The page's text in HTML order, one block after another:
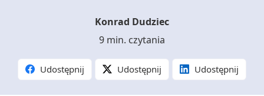
Konrad Dudziec
9 min. czytania
Udostępnij Udostępnij Udostępnij